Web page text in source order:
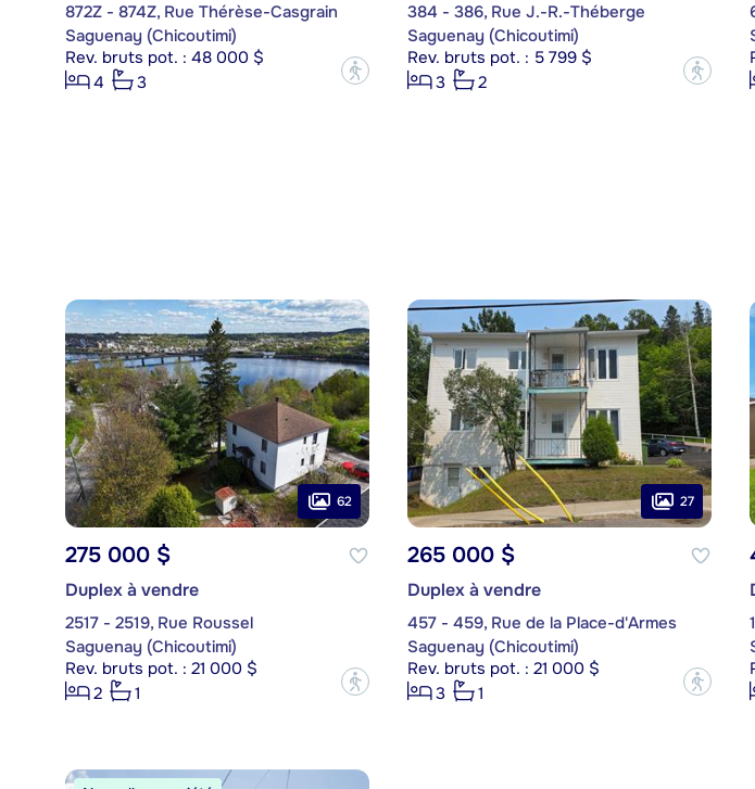
872Z - 874Z, Rue Thérèse-Casgrain
Saguenay (Chicoutimi)
Rev. bruts pot. : 48 000 $
4
3
?
384 - 386, Rue J.-R.-Théberge
Saguenay (Chicoutimi)
Rev. bruts pot. : 5 799 $
3
2
?
62
275 000 $
Duplex à vendre
2517 - 2519, Rue Roussel
Saguenay (Chicoutimi)
Rev. bruts pot. : 21 000 $
2
1
?
27
265 000 $
Duplex à vendre
457 - 459, Rue de la Place-d'Armes
Saguenay (Chicoutimi)
Rev. bruts pot. : 21 000 $
3
1
?